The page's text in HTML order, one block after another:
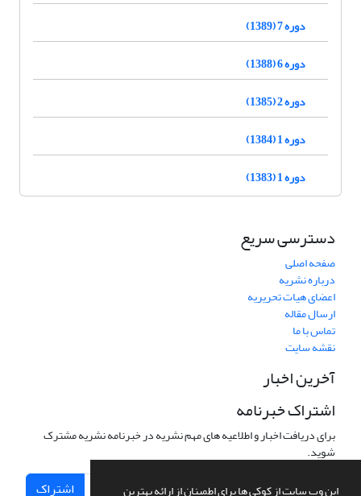
این وب سایت از کوکی ها برای اطمینان از ارائه بهترین
دوره 7 (1389)
دوره 6 (1388)
دوره 2 (1385)
دوره 1 (1384)
دوره 1 (1383)
دسترسی سریع
صفحه اصلی
درباره نشریه
اعضای هیات تحریریه
ارسال مقاله
تماس با ما
نقشه سایت
آخرین اخبار
اشتراک خبرنامه
برای دریافت اخبار و اطلاعیه های مهم نشریه در خبرنامه نشریه مشترک
شوید.
اشتراک